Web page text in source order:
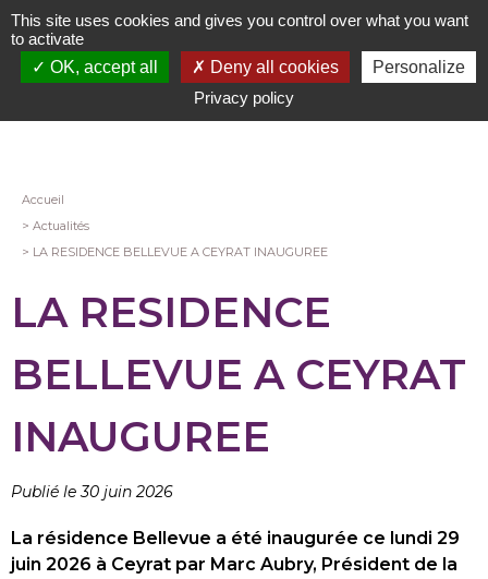
Aller
au
contenu
Fil
d'Ariane
Accueil
Actualités
LA RESIDENCE BELLEVUE A CEYRAT INAUGUREE
LA RESIDENCE
BELLEVUE A CEYRAT
INAUGUREE
Publié le 30 juin 2026
La résidence Bellevue a été inaugurée ce lundi 29
juin 2026 à Ceyrat par Marc Aubry, Président de la
This site uses cookies and gives you control over what you want
to activate
OK, accept all
Deny all cookies
Personalize
Privacy policy